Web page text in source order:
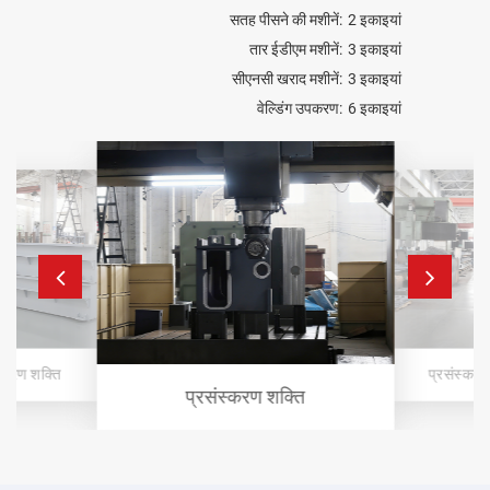
चीन ने पहले विकसित और उत्पादित कियाऊर्ध्वाधर वी grooving
डिंग जून को तकनीकी प्रबंधक से बिक्री के बाद प्रबंधक और
बिक्री के उपाध्यक्ष जनरल प्रबंधक के रूप में पदोन्नत किया गया
सतह पीसने की मशीनें: 2 इकाइयां
तार ईडीएम मशीनें: 3 इकाइयां
सीएनसी खराद मशीनें: 3 इकाइयां
वेल्डिंग उपकरण: 6 इकाइयां
शक्ति
प्रसंस्करण शक्ति